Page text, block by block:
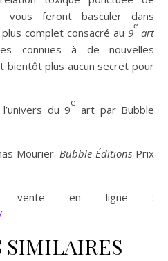
vous feront basculer dans
complet consacré au 9
e
art
connues à de nouvelles
bientôt plus aucun secret pour
du 9
e
art par Bubble
Mourier. Bubble Éditions Prix
vente en ligne :
SIMILAIRES